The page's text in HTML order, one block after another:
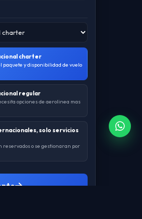
charter
paquete y disponibilidad de vuelo
regular
opciones de aerolinea mas
solo servicios
reservados o se gestionaran por